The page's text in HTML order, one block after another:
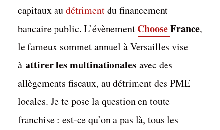
capitaux audétrimentdu financement
bancaire public. L’évènement ChooseFrance,
le fameux sommet annuel à Versailles vise
à attirer les multinationalesavec des
allègements fiscaux, au détriment des PME
locales. Je te pose la question en toute
franchise : est-ce qu’on a pas là, tous les